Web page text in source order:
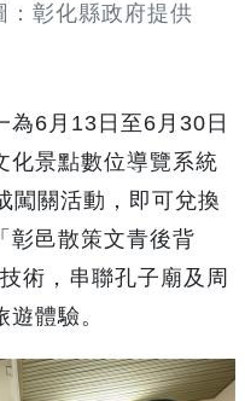
：彰化縣政府提供
為6月13日至6月30日
化景點數位導覽系統
闖關活動，即可兌換
彰邑散策文青後背
術，串聯孔子廟及周
體驗。